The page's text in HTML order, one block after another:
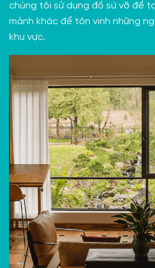
chúng tôi sử dụng đồ sứ vỡ để
mảnh khác để tôn vinh những
khu vực.